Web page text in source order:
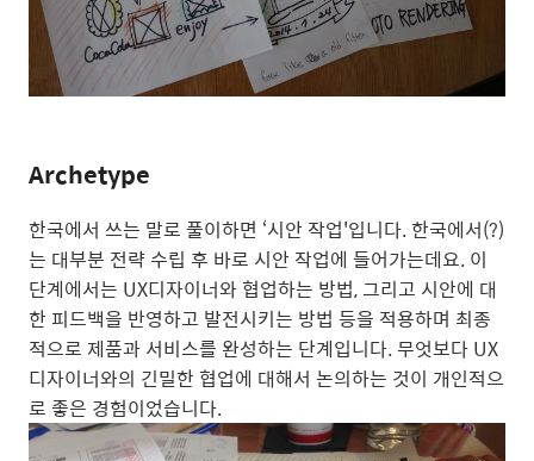
Archetype
한국에서 쓰는 말로 풀이하면 ‘시안 작업'입니다. 한국에서(?)
는 대부분 전략 수립 후 바로 시안 작업에 들어가는데요. 이
단계에서는 UX디자이너와 협업하는 방법, 그리고 시안에 대
한 피드백을 반영하고 발전시키는 방법 등을 적용하며 최종
적으로 제품과 서비스를 완성하는 단계입니다. 무엇보다 UX
디자이너와의 긴밀한 협업에 대해서 논의하는 것이 개인적으
로 좋은 경험이었습니다.